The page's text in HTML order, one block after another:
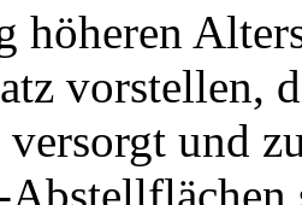
höheren
vorstellen,
und